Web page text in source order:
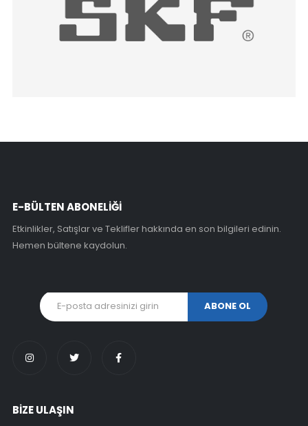
E-BÜLTEN ABONELİĞİ
Etkinlikler, Satışlar ve Teklifler hakkında en son bilgileri edinin.
Hemen bültene kaydolun.
BİZE ULAŞIN